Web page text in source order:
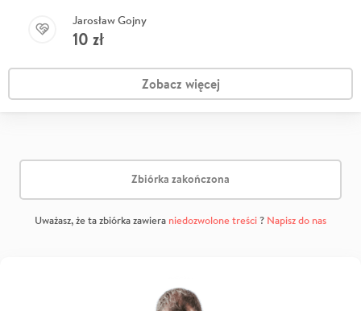
Jarosław Gojny
10 zł
Zobacz więcej
Zbiórka zakończona
Uważasz, że ta zbiórka zawiera niedozwolone treści? Napisz do nas